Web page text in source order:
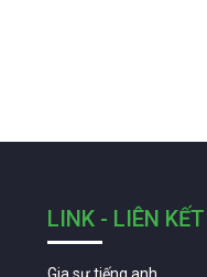
LINK - LIÊN KẾT